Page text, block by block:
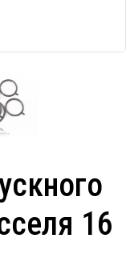
16